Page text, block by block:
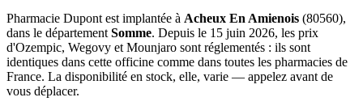
Pharmacie Dupont est implantée à Acheux En Amienois (80560),
dans le département Somme. Depuis le 15 juin 2026, les prix
d'Ozempic, Wegovy et Mounjaro sont réglementés : ils sont
identiques dans cette officine comme dans toutes les pharmacies de
France. La disponibilité en stock, elle, varie — appelez avant de
vous déplacer.